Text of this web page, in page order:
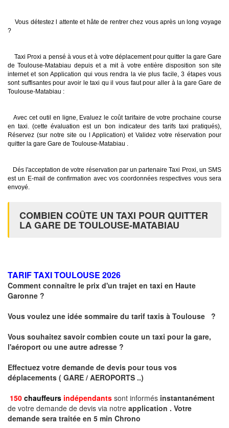
Vous détestez l attente et hâte de rentrer chez vous après un long voyage
?
Taxi Proxi a pensé à vous et à votre déplacement pour quitter la gare Gare
de Toulouse-Matabiau depuis et a mit à votre entière disposition son site
internet et son Application qui vous rendra la vie plus facile, 3 étapes vous
sont suffisantes pour avoir le taxi qu il vous faut pour aller à la gare Gare de
Toulouse-Matabiau :
Avec cet outil en ligne, Evaluez le coût tarifaire de votre prochaine course
en taxi. (cette évaluation est un bon indicateur des tarifs taxi pratiqués),
Réservez (sur notre site ou l Application) et Validez votre réservation pour
quitter la gare Gare de Toulouse-Matabiau .
Dés l'acceptation de votre réservation par un partenaire Taxi Proxi, un SMS
est un E-mail de confirmation avec vos coordonnées respectives vous sera
envoyé.
COMBIEN COÛTE UN TAXI POUR QUITTER
LA GARE DE TOULOUSE-MATABIAU
TARIF TAXI TOULOUSE 2026
Comment connaître le prix d'un trajet en taxi en Haute
Garonne ?
Vous voulez une idée sommaire du tarif taxis à Toulouse
?
Vous souhaitez savoir combien coute un taxi pour la gare,
l'aéroport ou une autre adresse ?
Effectuez votre demande de devis pour tous vos
déplacements ( GARE / AEROPORTS ..)
150 chauffeurs indépendants sont informés instantanément
de votre demande de devis via notre application . Votre
demande sera traitée en 5 min Chrono